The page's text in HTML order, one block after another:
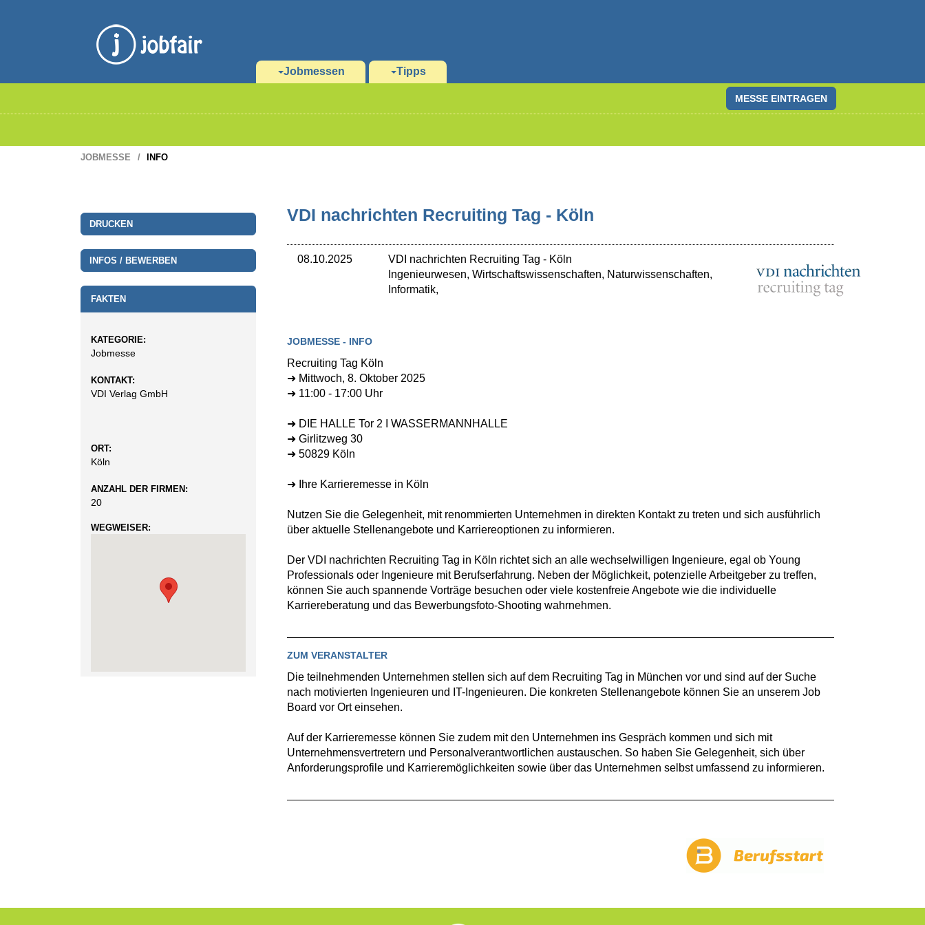
Jobmessen Tipps
MESSE EINTRAGEN
JOBMESSE INFO
DRUCKEN
INFOS / BEWERBEN
FAKTEN
KATEGORIE:
Jobmesse
KONTAKT:
VDI Verlag GmbH
ORT:
Köln
ANZAHL DER FIRMEN:
20
WEGWEISER:
VDI nachrichten Recruiting Tag - Köln
08.10.2025 VDI nachrichten Recruiting Tag - Köln
Ingenieurwesen, Wirtschaftswissenschaften, Naturwissenschaften,
Informatik,
JOBMESSE - INFO
Recruiting Tag Köln
➜ Mittwoch, 8. Oktober 2025
➜ 11:00 - 17:00 Uhr
➜ DIE HALLE Tor 2 I WASSERMANNHALLE
➜ Girlitzweg 30
➜ 50829 Köln
➜ Ihre Karrieremesse in Köln
Nutzen Sie die Gelegenheit, mit renommierten Unternehmen in direkten Kontakt zu treten und sich ausführlich
über aktuelle Stellenangebote und Karriereoptionen zu informieren.
Der VDI nachrichten Recruiting Tag in Köln richtet sich an alle wechselwilligen Ingenieure, egal ob Young
Professionals oder Ingenieure mit Berufserfahrung. Neben der Möglichkeit, potenzielle Arbeitgeber zu treffen,
können Sie auch spannende Vorträge besuchen oder viele kostenfreie Angebote wie die individuelle
Karriereberatung und das Bewerbungsfoto-Shooting wahrnehmen.
ZUM VERANSTALTER
Die teilnehmenden Unternehmen stellen sich auf dem Recruiting Tag in München vor und sind auf der Suche
nach motivierten Ingenieuren und IT-Ingenieuren. Die konkreten Stellenangebote können Sie an unserem Job
Board vor Ort einsehen.
Auf der Karrieremesse können Sie zudem mit den Unternehmen ins Gespräch kommen und sich mit
Unternehmensvertretern und Personalverantwortlichen austauschen. So haben Sie Gelegenheit, sich über
Anforderungsprofile und Karrieremöglichkeiten sowie über das Unternehmen selbst umfassend zu informieren.